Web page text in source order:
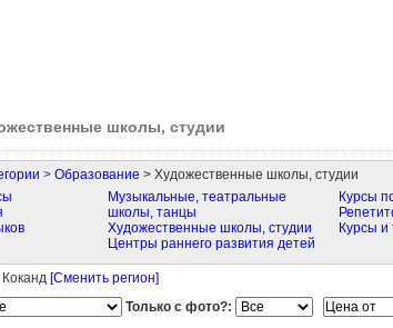
школы, студии
> Образование > Художественные школы, студии
Музыкальные, театральные
школы, танцы
Художественные школы, студии
Центры раннего развития детей
Курсы
Курсы и
Коканд [Сменить регион]
Только с фото?: